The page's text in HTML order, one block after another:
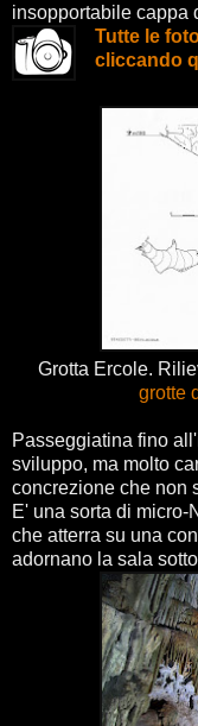
insopportabile cappa
Tutte le
cliccando
Grotta Ercole.
grotte
Passeggiatina fino
sviluppo, ma molto
concrezione che non
E' una sorta di micro-
che atterra su una
adornano la sala